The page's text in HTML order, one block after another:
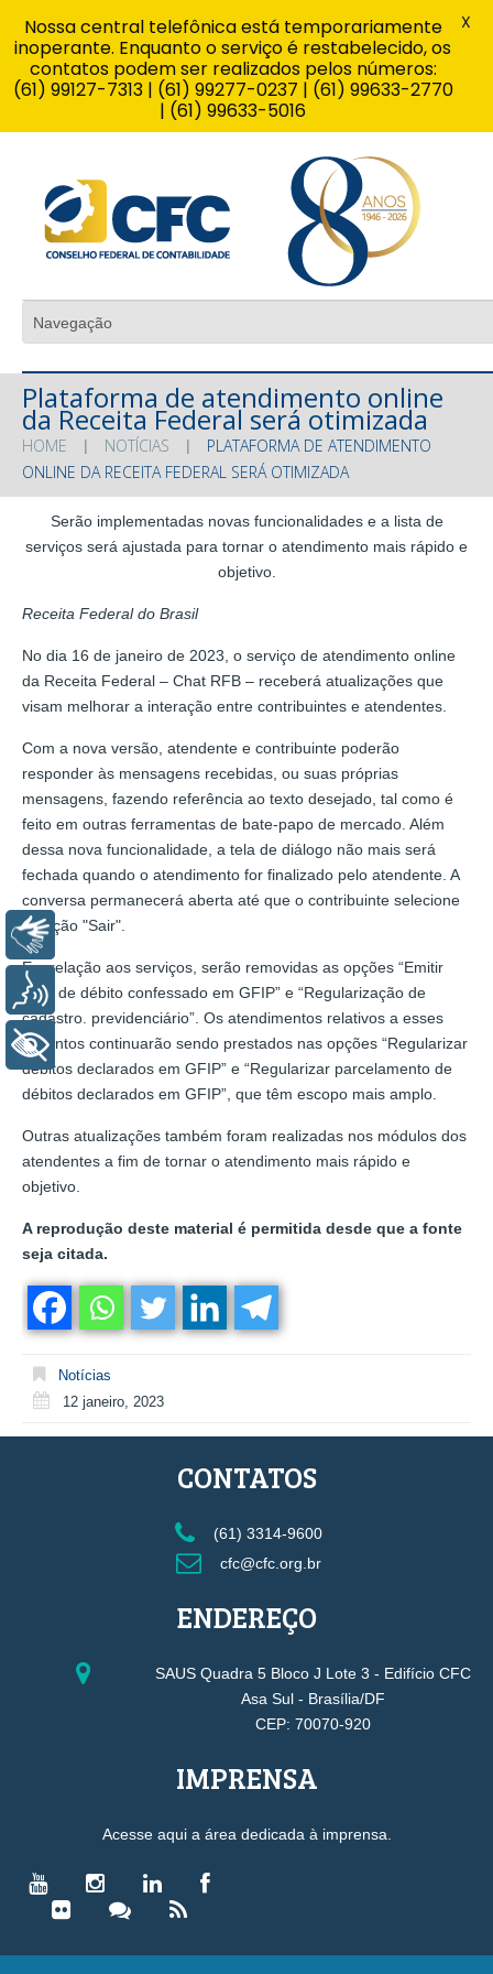
Plataforma de atendimento online
da Receita Federal será otimizada
HOME NOTÍCIAS
PLATAFORMA DE ATENDIMENTO
ONLINE DA RECEITA FEDERAL SERÁ OTIMIZADA
Serão implementadas novas funcionalidades e a lista de
serviços será ajustada para tornar o atendimento mais rápido e
objetivo.
Receita Federal do Brasil
No dia 16 de janeiro de 2023, o serviço de atendimento online
da Receita Federal – Chat RFB – receberá atualizações que
visam melhorar a interação entre contribuintes e atendentes.
Com a nova versão, atendente e contribuinte poderão
responder às mensagens recebidas, ou suas próprias
mensagens, fazendo referência ao texto desejado, tal como é
feito em outras ferramentas de bate-papo de mercado. Além
dessa nova funcionalidade, a tela de diálogo não mais será
fechada quando o atendimento for finalizado pelo atendente. A
conversa permanecerá aberta até que o contribuinte selecione
a opção "Sair".
Em relação aos serviços, serão removidas as opções “Emitir
GPS de débito confessado em GFIP” e “Regularização de
cadastro. previdenciário”. Os atendimentos relativos a esses
assuntos continuarão sendo prestados nas opções “Regularizar
débitos declarados em GFIP” e “Regularizar parcelamento de
débitos declarados em GFIP”, que têm escopo mais amplo.
Outras atualizações também foram realizadas nos módulos dos
atendentes a fim de tornar o atendimento mais rápido e
objetivo.
A reprodução deste material é permitida desde que a fonte
seja citada.
Notícias
12 janeiro, 2023
CONTATOS
(61) 3314-9600
cfc@cfc.org.br
ENDEREÇO
SAUS Quadra 5 Bloco J Lote 3 - Edifício CFC
Asa Sul - Brasília/DF
CEP: 70070-920
IMPRENSA
Acesse aqui a área dedicada à imprensa.
Nossa central telefônica está temporariamente
inoperante. Enquanto o serviço é restabelecido, os
contatos podem ser realizados pelos números:
(61) 99127-7313 | (61) 99277-0237 | (61) 99633-2770
| (61) 99633-5016
X
Libras
Voz
+ Acessibilidade